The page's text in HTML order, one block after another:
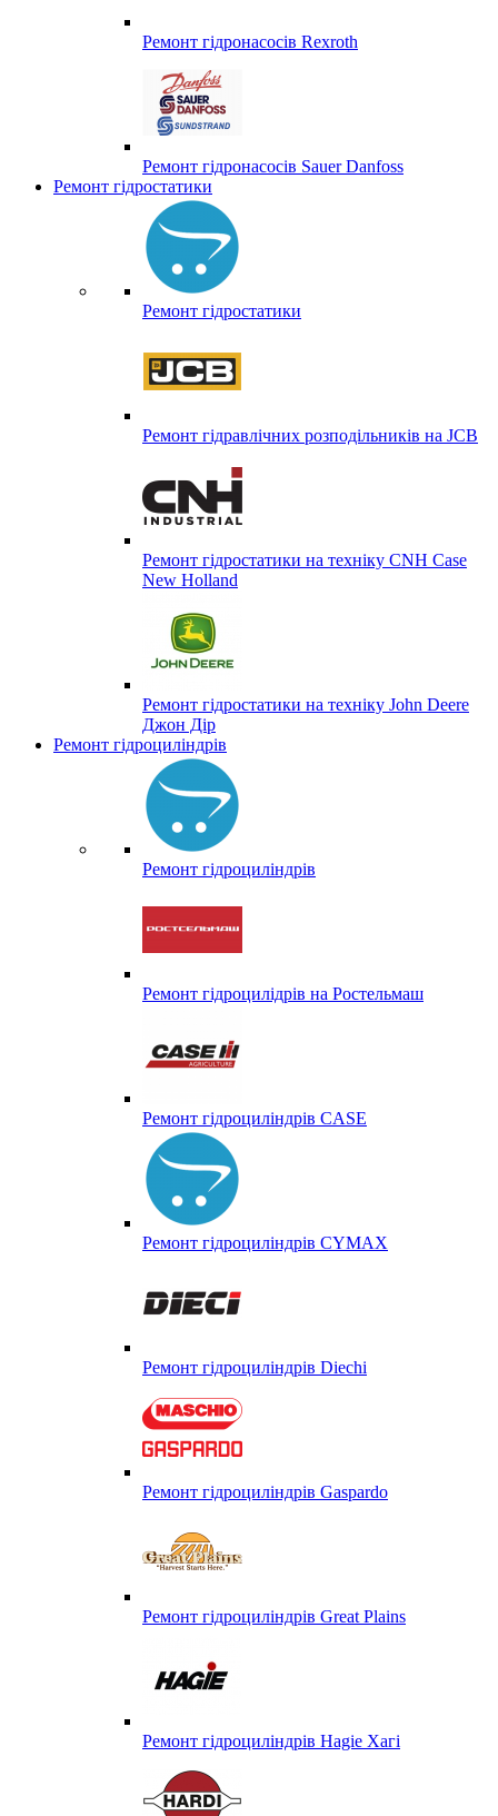
Ремонт гідронасосів Rexroth
Ремонт гідронасосів Sauer Danfoss
Ремонт гідростатики
Ремонт гідростатики
Ремонт гідравлічних розподільників на JCB
Ремонт гідростатики на техніку CNH Case
New Holland
Ремонт гідростатики на техніку John Deere
Джон Дір
Ремонт гідроциліндрів
Ремонт гідроциліндрів
Ремонт гідроцилідрів на Ростельмаш
Ремонт гідроциліндрів CASE
Ремонт гідроциліндрів CYMAX
Ремонт гідроциліндрів Diechi
Ремонт гідроциліндрів Gaspardo
Ремонт гідроциліндрів Great Plains
Ремонт гідроциліндрів Hagie Хагі